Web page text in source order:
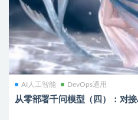
AI人工智能 DevOps通用
从零部署千问模型（四）：对